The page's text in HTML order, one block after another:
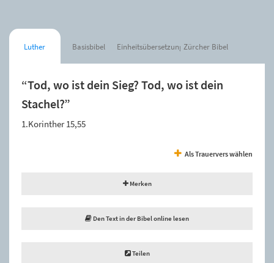
Luther Basisbibel Einheitsübersetzung Zürcher Bibel
“Tod, wo ist dein Sieg? Tod, wo ist dein
Stachel?”
1.Korinther 15,55
Als Trauervers wählen
Merken
Den Text in der Bibel online lesen
Teilen